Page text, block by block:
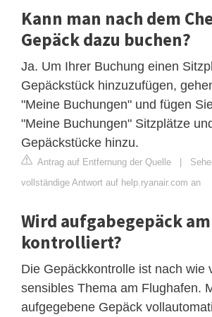
Kann man nach dem
Gepäck dazu buchen?
Ja. Um Ihrer Buchung einen
Gepäckstück hinzuzufügen,
"Meine Buchungen" und fügen
"Meine Buchungen" Sitzplätze
Gepäckstücke hinzu.
Antrag auf Entfernung der Quelle |
vollständige Antwort auf help.ryanair.com an
Wird aufgabegepäck
kontrolliert?
Die Gepäckkontrolle ist nach wie
sensibles Thema am Flughafen.
aufgegebene Gepäck